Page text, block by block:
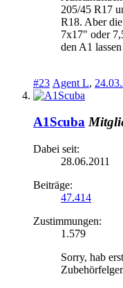
205/45 R17
R18. Aber
7x17" oder
den A1
#23 Agent L,
A1Scuba
Dabei seit:
28.06.2011
Beiträge:
47.414
Zustimmungen:
1.579
Sorry, hab